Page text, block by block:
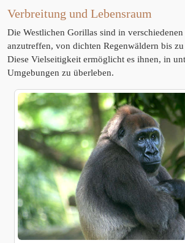
Verbreitung und Lebensraum
Die Westlichen Gorillas sind in verschiedenen
anzutreffen, von dichten Regenwäldern bis
Diese Vielseitigkeit ermöglicht es ihnen, in
Umgebungen zu überleben.